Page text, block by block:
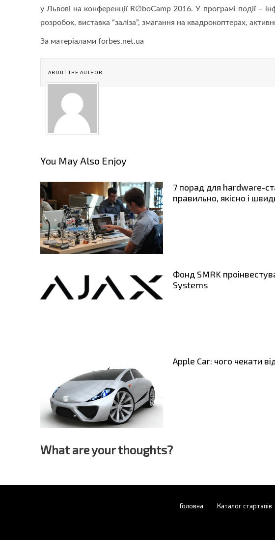
у Львові на конференції R∅boCamp 2016. У програмі події –
розробок, виставка “заліза”, змагання на квадрокоптерах,
За матеріалами forbes.net.ua
ABOUT THE AUTHOR
You May Also Enjoy
7 порад для hardware-
правильно, якісно і
Фонд SMRK
Systems
Apple Car: чого чекати
What are your thoughts?
Головна Каталог стартапів